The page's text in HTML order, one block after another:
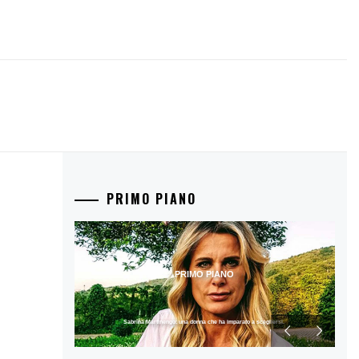
PRIMO PIANO
Sabrina Martinengo: una donna che ha imparato a scegliersi.
PRIMO PIANO